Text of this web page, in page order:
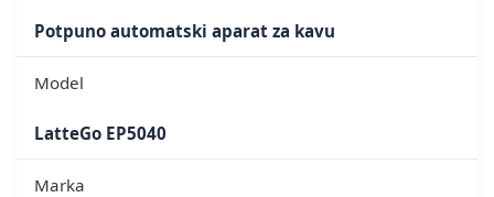
Potpuno automatski aparat za kavu
Model
LatteGo EP5040
Marka